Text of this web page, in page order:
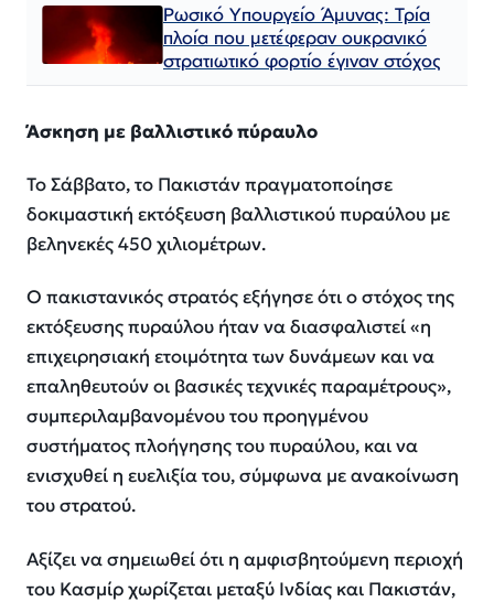
Ρωσικό Υπουργείο Άμυνας: Τρία
πλοία που μετέφεραν ουκρανικό
στρατιωτικό φορτίο έγιναν στόχος
Άσκηση με βαλλιστικό πύραυλο
Το Σάββατο, το Πακιστάν πραγματοποίησε
δοκιμαστική εκτόξευση βαλλιστικού πυραύλου με
βεληνεκές 450 χιλιομέτρων.
Ο πακιστανικός στρατός εξήγησε ότι ο στόχος της
εκτόξευσης πυραύλου ήταν να διασφαλιστεί «η
επιχειρησιακή ετοιμότητα των δυνάμεων και να
επαληθευτούν οι βασικές τεχνικές παραμέτρους»,
συμπεριλαμβανομένου του προηγμένου
συστήματος πλοήγησης του πυραύλου, και να
ενισχυθεί η ευελιξία του, σύμφωνα με ανακοίνωση
του στρατού.
Αξίζει να σημειωθεί ότι η αμφισβητούμενη περιοχή
του Κασμίρ χωρίζεται μεταξύ Ινδίας και Πακιστάν,